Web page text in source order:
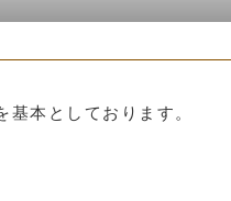
基本としております。